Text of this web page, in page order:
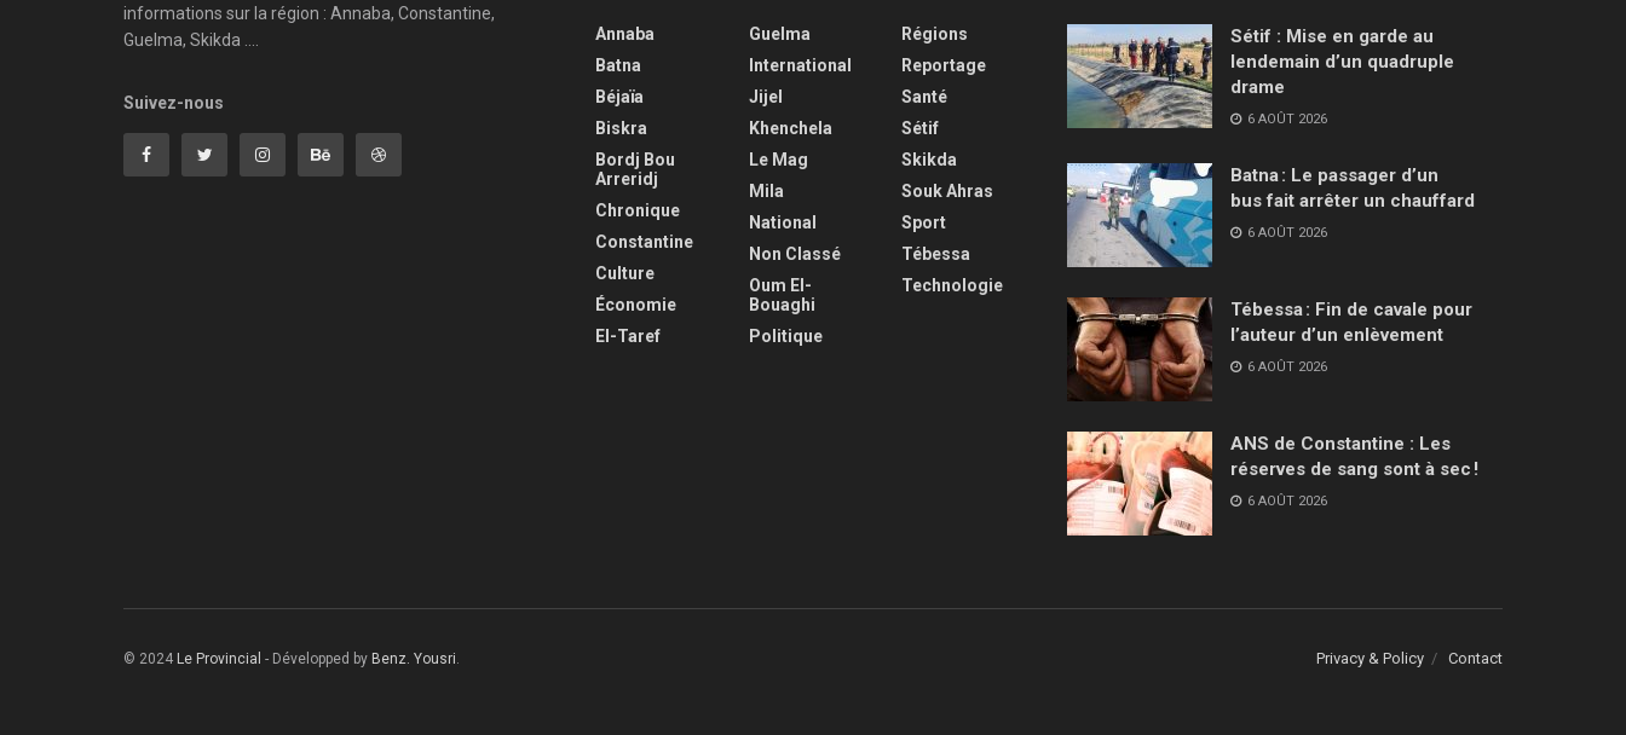
informations sur la région : Annaba, Constantine,
Guelma, Skikda ....
Suivez-nous
Annaba
Batna
Béjaïa
Biskra
Bordj Bou
Arreridj
Chronique
Constantine
Culture
Économie
El-Taref
Guelma
International
Jijel
Khenchela
Le Mag
Mila
National
Non Classé
Oum El-
Bouaghi
Politique
Régions
Reportage
Santé
Sétif
Skikda
Souk Ahras
Sport
Tébessa
Technologie
Sétif : Mise en garde au
lendemain d’un quadruple
drame
6 AOÛT 2026
Batna : Le passager d’un
bus fait arrêter un chauffard
6 AOÛT 2026
Tébessa : Fin de cavale pour
l’auteur d’un enlèvement
6 AOÛT 2026
ANS de Constantine : Les
réserves de sang sont à sec !
6 AOÛT 2026
Privacy & Policy Contact
© 2024 Le Provincial - Développed by Benz. Yousri